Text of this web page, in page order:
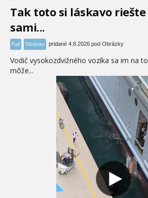
Tak toto si láskavo riešte
sami...
Fail Obrázky pridané 4.8.2026 pod Obrázky
Vodič vysokozdvižného vozíka sa im na to
môže...